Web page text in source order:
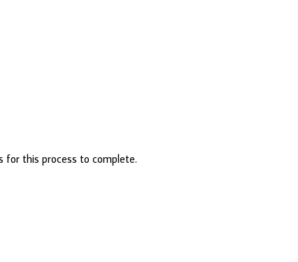
for this process to complete.